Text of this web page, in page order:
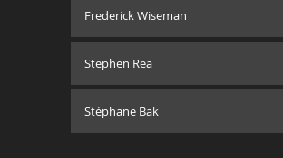
Frederick Wiseman
Stephen Rea
Stéphane Bak